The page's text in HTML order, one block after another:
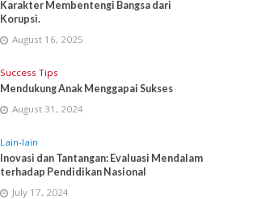
Karakter Membentengi Bangsa dari
Korupsi.
August 16, 2025
Success Tips
Mendukung Anak Menggapai Sukses
August 31, 2024
Lain-lain
Inovasi dan Tantangan: Evaluasi Mendalam
terhadap Pendidikan Nasional
July 17, 2024